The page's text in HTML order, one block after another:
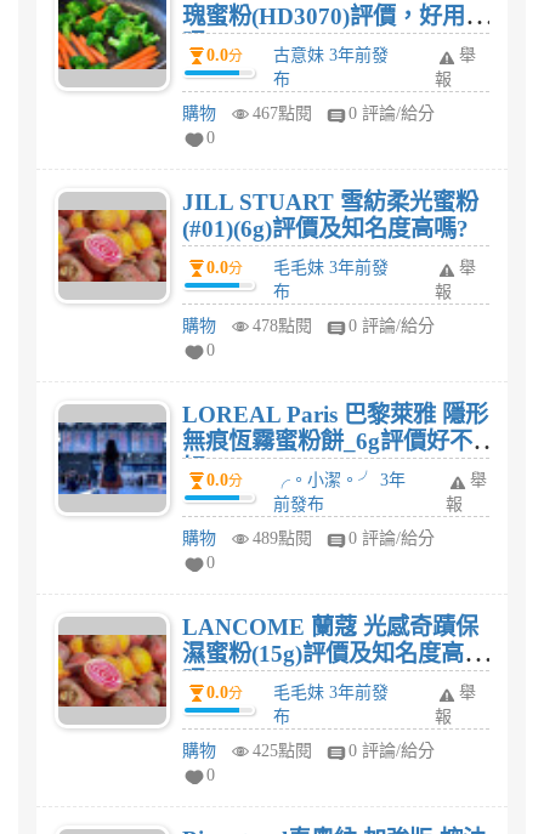
瑰蜜粉(HD3070)評價，好用
嗎?0.0分
古意妹 3年前發
布
舉
報
購物
467點閱
0 評論/給分
0
JILL STUART 雪紡柔光蜜粉
(#01)(6g)評價及知名度高嗎?
0.0分
毛毛妹 3年前發
布
舉
報
購物
478點閱
0 評論/給分
0
LOREAL Paris 巴黎萊雅 隱形
無痕恆霧蜜粉餅_6g評價好不
好?0.0分
╭。小潔。╯ 3年
前發布
舉
報
購物
489點閱
0 評論/給分
0
LANCOME 蘭蔻 光感奇蹟保
濕蜜粉(15g)評價及知名度高
嗎?0.0分
毛毛妹 3年前發
布
舉
報
購物
425點閱
0 評論/給分
0